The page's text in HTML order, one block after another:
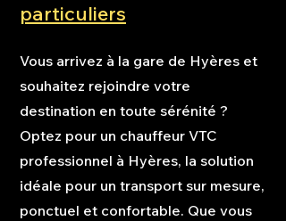
particuliers
Vous arrivez à la gare de Hyères et
souhaitez rejoindre votre
destination en toute sérénité ?
Optez pour un chauffeur VTC
professionnel à Hyères, la solution
idéale pour un transport sur mesure,
ponctuel et confortable. Que vous